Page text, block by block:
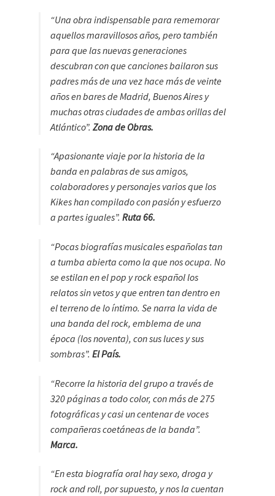
“Una obra indispensable para rememorar
aquellos maravillosos años, pero también
para que las nuevas generaciones
descubran con que canciones bailaron sus
padres más de una vez hace más de veinte
años en bares de Madrid, Buenos Aires y
muchas otras ciudades de ambas orillas del
Atlántico”. Zona de Obras.
“Apasionante viaje por la historia de la
banda en palabras de sus amigos,
colaboradores y personajes varios que los
Kikes han compilado con pasión y esfuerzo
a partes iguales”. Ruta 66.
“Pocas biografías musicales españolas tan
a tumba abierta como la que nos ocupa. No
se estilan en el pop y rock español los
relatos sin vetos y que entren tan dentro en
el terreno de lo íntimo. Se narra la vida de
una banda del rock, emblema de una
época (los noventa), con sus luces y sus
sombras”. El País.
“Recorre la historia del grupo a través de
320 páginas a todo color, con más de 275
fotográficas y casi un centenar de voces
compañeras coetáneas de la banda”.
Marca.
“En esta biografía oral hay sexo, droga y
rock and roll, por supuesto, y nos la cuentan